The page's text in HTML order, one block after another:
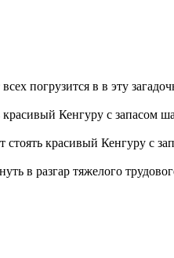
погрузится в в эту
Кенгуру с запасом
красивый Кенгуру с
в разгар тяжелого